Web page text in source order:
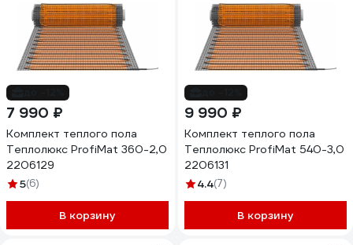
7 990 ₽
Комплект теплого пола
Теплолюкс ProfiMat 360-2,0
2206129
5(6)
В корзину
9 990 ₽
Комплект теплого пола
Теплолюкс ProfiMat 540-3,0
2206131
4.4(7)
В корзину